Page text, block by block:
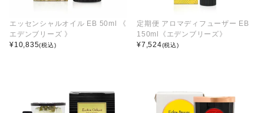
エッセンシャルオイル EB 50ml 《
エデンブリーズ 》
¥10,835(税込)
定期便 アロマディフューザー EB
150ml《エデンブリーズ》
¥7,524(税込)